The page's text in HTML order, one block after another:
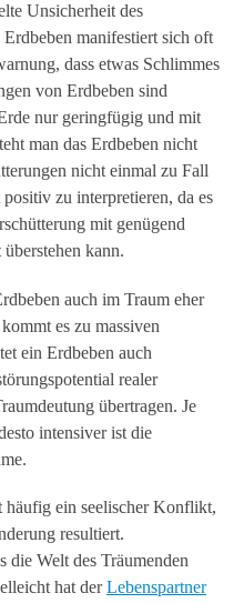
Unsicherheit des
manifestiert sich oft
dass etwas Schlimmes
von Erdbeben sind
nur geringfügig und mit
man das Erdbeben nicht
nicht einmal zu Fall
zu interpretieren, da es
mit genügend
kann.
auch im Traum eher
es zu massiven
ein Erdbeben auch
realer
übertragen. Je
intensiver ist die
häufig ein seelischer Konflikt,
resultiert.
die Welt des Träumenden
hat derLebenspartner